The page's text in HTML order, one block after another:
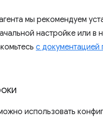
мы рекомендуем
настройке или в
с документацией
использовать